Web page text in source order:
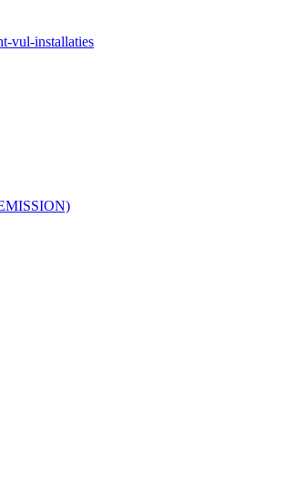
vul-installaties